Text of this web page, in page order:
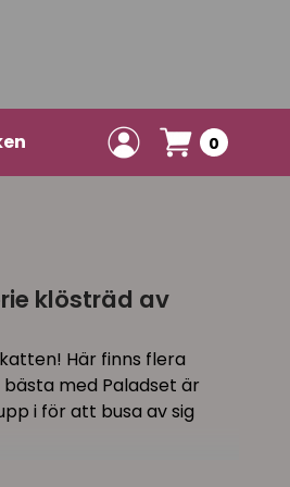
0
klösträd av
Här finns flera
med Paladset är
i för att busa av sig